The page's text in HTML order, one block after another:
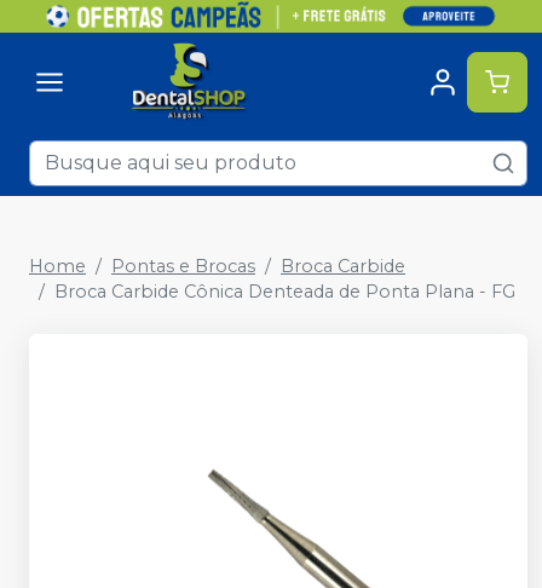
Home Pontas e Brocas
Broca Carbide
Broca Carbide Cônica Denteada de Ponta Plana - FG